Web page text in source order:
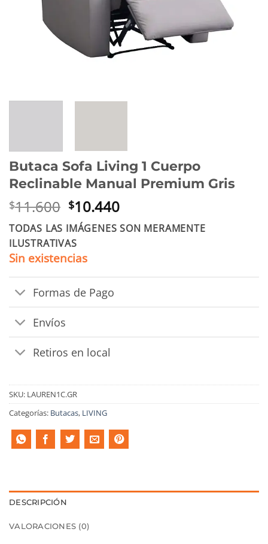
Butaca Sofa Living 1 Cuerpo
Reclinable Manual Premium Gris
$11.600 El
precio
original
era:
$11.600.
$10.440El
precio
actual
TODAS LAS IMÁGENES SON MERAMENTE
ILUSTRATIVAS
Sin existencias
Formas de Pago
Envíos
Retiros en local
SKU: LAUREN1C.GR
Categorías: Butacas, LIVING
DESCRIPCIÓN
VALORACIONES (0)